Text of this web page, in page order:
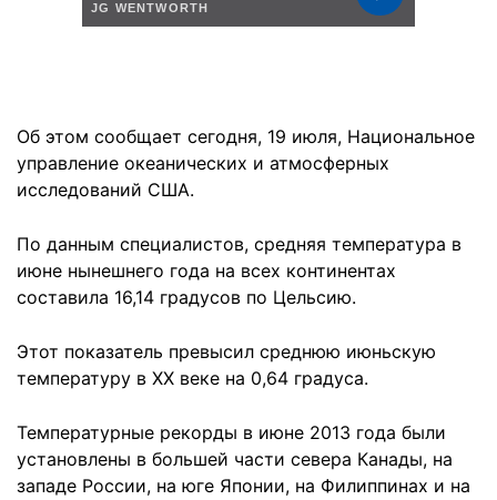
Об этом сообщает сегодня, 19 июля, Национальное
управление океанических и атмосферных
исследований США.
По данным специалистов, средняя температура в
июне нынешнего года на всех континентах
составила 16,14 градусов по Цельсию.
Этот показатель превысил среднюю июньскую
температуру в XX веке на 0,64 градуса.
Температурные рекорды в июне 2013 года были
установлены в большей части севера Канады, на
западе России, на юге Японии, на Филиппинах и на